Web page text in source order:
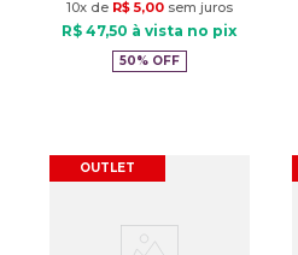
10x de R$ 5,00sem juros
R$ 47,50 à vista no pix
50%OFF
OUTLET